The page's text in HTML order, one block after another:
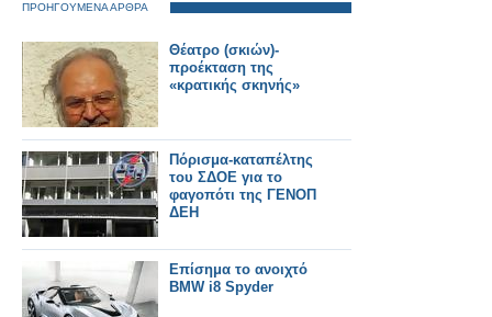
ΠΡΟΗΓΟΥΜΕΝΑ ΑΡΘΡΑ
Θέατρο (σκιών)-
προέκταση της
«κρατικής σκηνής»
Πόρισμα-καταπέλτης
του ΣΔΟΕ για το
φαγοπότι της ΓΕΝΟΠ
ΔΕΗ
Επίσημα το ανοιχτό
BMW i8 Spyder